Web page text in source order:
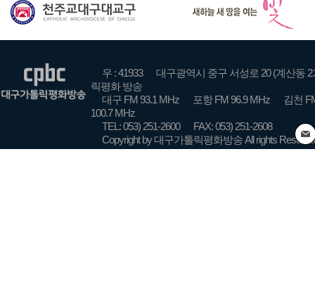
우 : 41933
대구광역시 중구 서성로 20 (계산동 2
릭평화 방송
대구 FM 93.1 MHz
포항 FM 96.9 MHz
김천
100.7 MHz
TEL: 053) 251-2600
FAX: 053) 251-2608
Copyright by 대구가톨릭평화방송 All rights